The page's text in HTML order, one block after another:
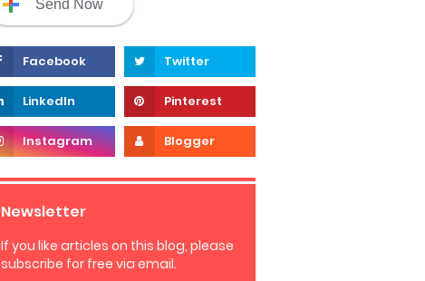
Newsletter
If you like articles on this blog, please
subscribe for free via email.